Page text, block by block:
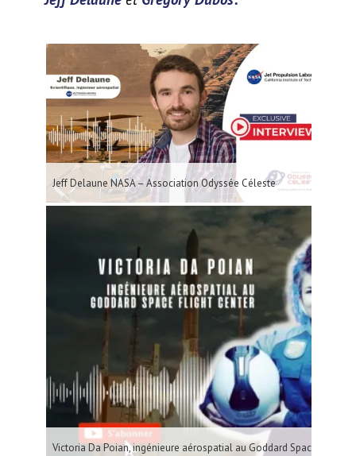
Jeff Delaune NASA – Association Odyssée Céleste
Victoria Da Poian, ingénieure aérospatial au Goddard Space Flight